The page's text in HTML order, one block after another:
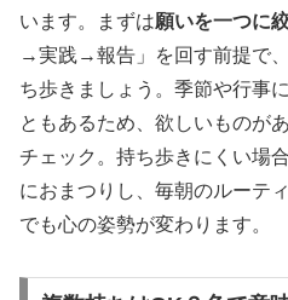
います。まずは願いを一つに
→実践→報告」を回す前提で
ち歩きましょう。季節や行事
ともあるため、欲しいものが
チェック。持ち歩きにくい場
におまつりし、毎朝のルーテ
でも心の姿勢が変わります。